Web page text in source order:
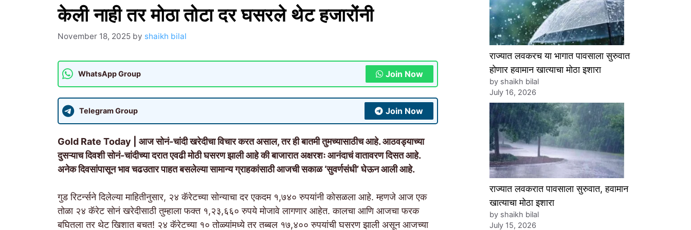
केली नाही तर मोठा तोटा दर घसरले थेट हजारोंनी
November 18, 2025 by shaikh bilal
WhatsApp Group Join Now
Telegram Group Join Now
Gold Rate Today | आज सोनं-चांदी खरेदीचा विचार करत असाल, तर ही बातमी तुमच्यासाठीच आहे. आठवड्याच्या
दुसऱ्याच दिवशी सोनं-चांदीच्या दरात एवढी मोठी घसरण झाली आहे की बाजारात अक्षरशः आनंदाचं वातावरण दिसत आहे.
अनेक दिवसांपासून भाव चढउतार पाहत बसलेल्या सामान्य ग्राहकांसाठी आजची सकाळ ‘सुवर्णसंधी’ घेऊन आली आहे.
गुड रिटर्न्सने दिलेल्या माहितीनुसार, २४ कॅरेटच्या सोन्याचा दर एकदम १,७४० रुपयांनी कोसळला आहे. म्हणजे आज एक
तोळा २४ कॅरेट सोनं खरेदीसाठी तुम्हाला फक्त १,२३,६६० रुपये मोजावे लागणार आहेत. कालचा आणि आजचा फरक
बघितला तर थेट खिशात बचत! २४ कॅरेटच्या १० तोळ्यांमध्ये तर तब्बल १७,४०० रुपयांची घसरण झाली असून आजच्या
राज्यात लवकरच या भागात पावसाला सुरुवात
होणार हवामान खात्याचा मोठा इशारा
by shaikh bilal
July 16, 2026
राज्यात लवकरात पावसाला सुरुवात, हवामान
खात्याचा मोठा इशारा
by shaikh bilal
July 15, 2026